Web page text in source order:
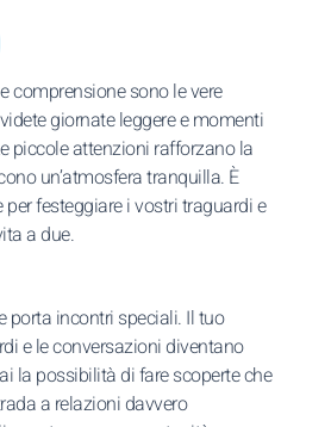
comprensione sono le vere
giornate leggere e momenti
piccole attenzioni rafforzano la
un’atmosfera tranquilla. È
per festeggiare i vostri traguardi e
a due.
porta incontri speciali. Il tuo
e le conversazioni diventano
la possibilità di fare scoperte che
a relazioni davvero